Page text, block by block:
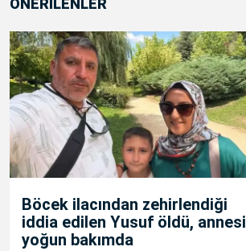
ÖNERİLENLER
Böcek ilacından zehirlendiği
iddia edilen Yusuf öldü, annesi
yoğun bakımda